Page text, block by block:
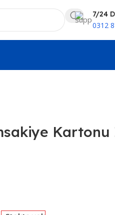
7/24
0312
Kartonu